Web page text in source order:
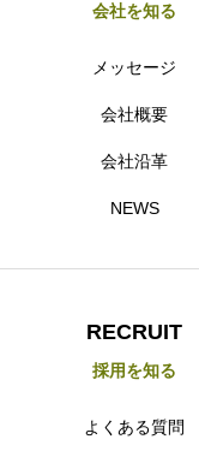
INTERVIEW
会社を知る
メッセージ
会社概要
会社沿革
NEWS
RECRUIT
採用を知る
よくある質問